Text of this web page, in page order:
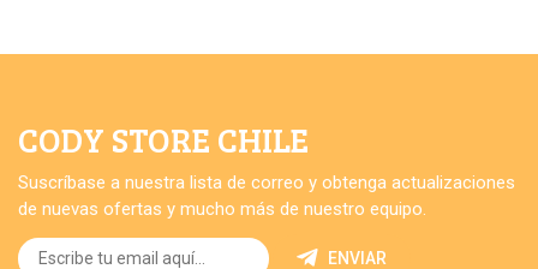
CODY STORE CHILE
Suscríbase a nuestra lista de correo y obtenga actualizaciones
de nuevas ofertas y mucho más de nuestro equipo.
ENVIAR